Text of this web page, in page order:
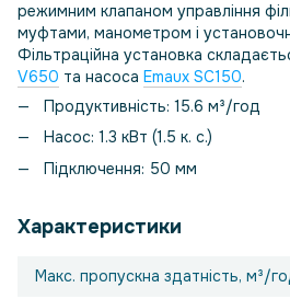
режимним клапаном управління
муфтами, манометром і
Фільтраційна установка
V650 та насоса Emaux SC150.
Продуктивність: 15.6 м³/год
Насос: 1.3 кВт (1.5 к. с.)
Підключення: 50 мм
Характеристики
Макс. пропускна здатність, м³/